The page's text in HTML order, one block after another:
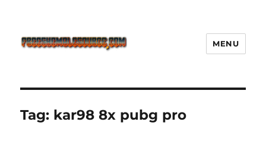
Defense Main Game Ini Pasti
Ketagihan!
MENU
Tag: kar98 8x pubg pro